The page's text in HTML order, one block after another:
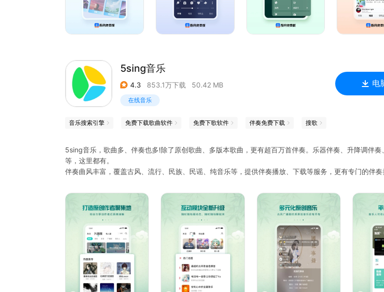
5sing音乐
4.3 853.1万下载 50.42 MB
在线音乐
电
音乐搜索引擎 免费下载歌曲软件 免费下歌软件 伴奏免费下载 搜歌
5sing音乐，歌曲多、伴奏也多!除了原创歌曲、多版本歌曲，更有超百万首伴奏。乐器伴奏、升降调伴奏
等，这里都有。
伴奏曲风丰富，覆盖古风、流行、民族、民谣、纯音乐等，提供伴奏播放、下载等服务，更有专门的伴奏
乐器伴奏：拥有海量葫芦丝、唢呐、电子琴、萨克斯等乐器伴奏
升降调伴奏：拥有海量G调、E调、降A调、降B调等各类调式伴奏
热门伴奏：拥有海量热门歌曲的伴奏
原创歌曲：拥有海量古风、流行、民谣、摇滚、动漫游戏等歌曲